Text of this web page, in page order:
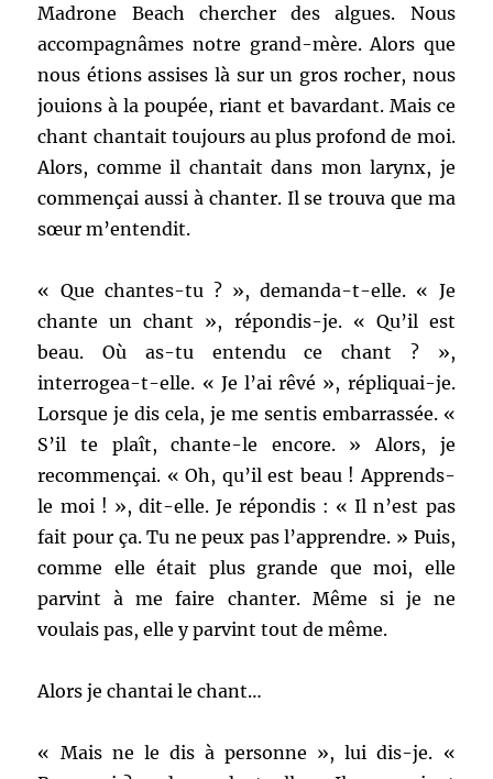
Madrone Beach chercher des algues. Nous
accompagnâmes notre grand-mère. Alors que
nous étions assises là sur un gros rocher, nous
jouions à la poupée, riant et bavardant. Mais ce
chant chantait toujours au plus profond de moi.
Alors, comme il chantait dans mon larynx, je
commençai aussi à chanter. Il se trouva que ma
sœur m’entendit.
« Que chantes-tu ? », demanda-t-elle. « Je
chante un chant », répondis-je. « Qu’il est
beau. Où as-tu entendu ce chant ? »,
interrogea-t-elle. « Je l’ai rêvé », répliquai-je.
Lorsque je dis cela, je me sentis embarrassée. «
S’il te plaît, chante-le encore. » Alors, je
recommençai. « Oh, qu’il est beau ! Apprends-
le moi ! », dit-elle. Je répondis : « Il n’est pas
fait pour ça. Tu ne peux pas l’apprendre. » Puis,
comme elle était plus grande que moi, elle
parvint à me faire chanter. Même si je ne
voulais pas, elle y parvint tout de même.
Alors je chantai le chant…
« Mais ne le dis à personne », lui dis-je. «